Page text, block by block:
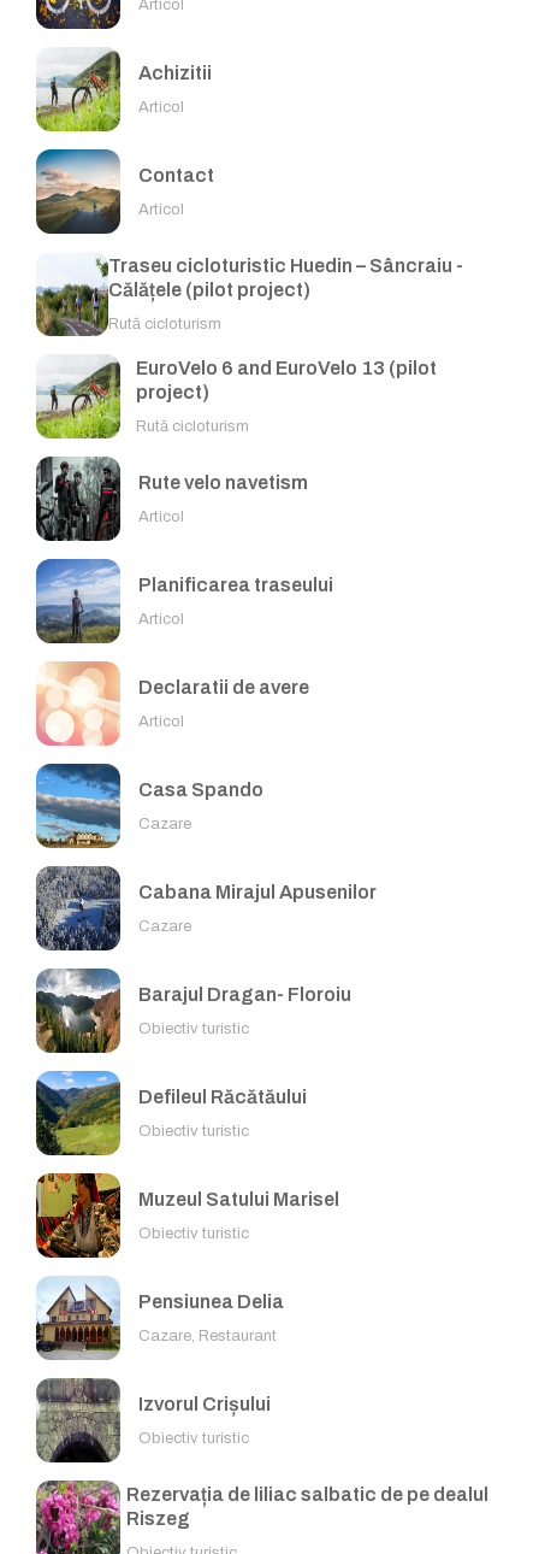
Articol
Achizitii
Articol
Contact
Articol
Traseu cicloturistic Huedin – Sâncraiu -
Călățele (pilot project)
Rută cicloturism
EuroVelo 6 and EuroVelo 13 (pilot
project)
Rută cicloturism
Rute velo navetism
Articol
Planificarea traseului
Articol
Declaratii de avere
Articol
Casa Spando
Cazare
Cabana Mirajul Apusenilor
Cazare
Barajul Dragan- Floroiu
Obiectiv turistic
Defileul Răcătăului
Obiectiv turistic
Muzeul Satului Marisel
Obiectiv turistic
Pensiunea Delia
Cazare, Restaurant
Izvorul Crișului
Obiectiv turistic
Rezervația de liliac salbatic de pe dealul
Riszeg